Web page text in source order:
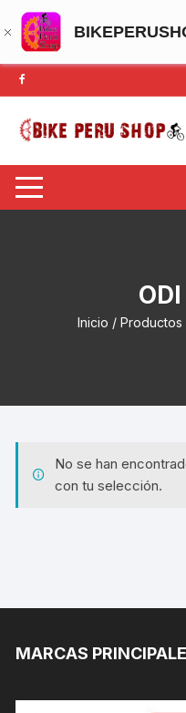
Saltar
al
contenido
Inicio / Productos
No se han
con tu selección.
MARCAS